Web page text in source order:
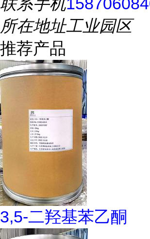
所在地址工业园区
推荐产品
3,5-二羟基苯乙酮